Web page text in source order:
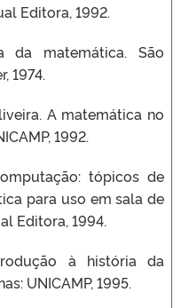
Editora, 1992.
da matemática. São
1974.
A matemática no
1992.
tópicos de
para uso em sala de
Editora, 1994.
à história da
UNICAMP, 1995.